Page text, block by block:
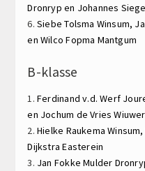
Dronryp en Johannes
6.Siebe Tolsma Winsum,
enWilco Fopma Mantgum
B-klasse
1.Ferdinand v.d. Werf
en Jochum de Vries
2.Hielke RaukemaWinsum,
DijkstraEasterein
3. Jan Fokke Mulder